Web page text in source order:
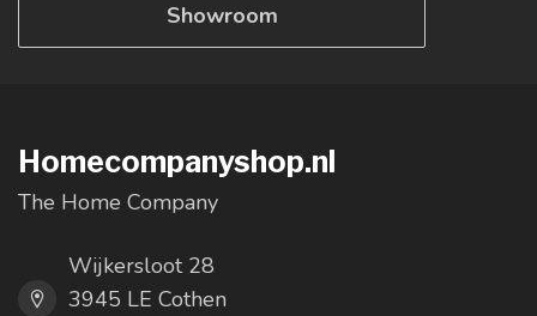
Showroom
Homecompanyshop.nl
The Home Company
Wijkersloot 28
3945 LE Cothen